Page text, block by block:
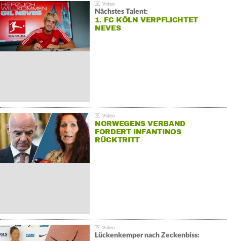
Nächstes Talent:
1. FC KÖLN VERPFLICHTET
NEVES
NORWEGENS VERBAND
FORDERT INFANTINOS
RÜCKTRITT
Lückenkemper nach Zeckenbiss: